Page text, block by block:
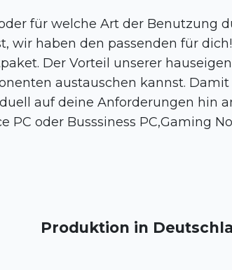
für welche Art der Benutzung
wir haben den passenden für
Der Vorteil unserer
austauschen kannst. Damit
auf deine Anforderungen hin
PC oder Busssiness PC,Gaming
Produktion in